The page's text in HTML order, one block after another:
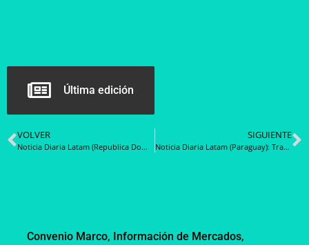
Última edición
VOLVER
Noticia Diaria Latam (Republica Dominicana): DGCP concluye primera fase de actualización del Sistema Electrónico de Contrataciones
SIGUIENTE
Noticia Diaria Latam (Paraguay): Transparencia y participación ciudadana: Presentan informe final de rendición de cuentas al ciudadano DNCP 2024
Convenio Marco, Información de Mercados,